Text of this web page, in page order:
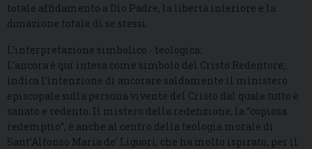
totale affidamento a Dio Padre, la libertà interiore e la
donazione totale di se stessi.
L’interpretazione simbolico - teologica:
L’ancora è qui intesa come simbolo del Cristo Redentore;
indica l’intenzione di ancorare saldamente il ministero
episcopale sulla persona vivente del Cristo dal quale tutto è
sanato e redento. Il mistero della redenzione, la “copiosa
redemptio”, è anche al centro della teologia morale di
Sant’Alfonso Maria de’ Liguori, che ha molto ispirato, per il